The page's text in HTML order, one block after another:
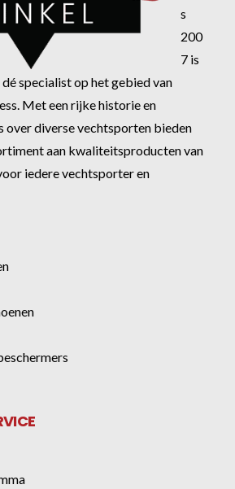
s
200
7 is
specialist op het gebied van
Met een rijke historie en
over diverse vechtsporten bieden
aan kwaliteitsproducten van
iedere vechtsporter en